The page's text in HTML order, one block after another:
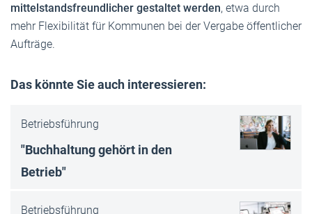
mittelstandsfreundlicher gestaltet werden, etwa durch
mehr Flexibilität für Kommunen bei der Vergabe öffentlicher
Aufträge.
Das könnte Sie auch interessieren:
Betriebsführung
"Buchhaltung gehört in den
Betrieb"
Betriebsführung